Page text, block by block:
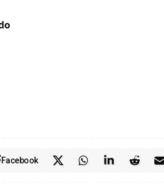
Facebook